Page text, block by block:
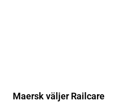
Maersk väljer Railcare